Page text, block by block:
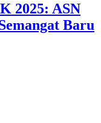
2025: ASN
Baru